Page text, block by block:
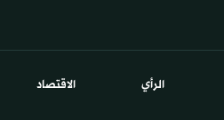
الرأي الاقتصاد